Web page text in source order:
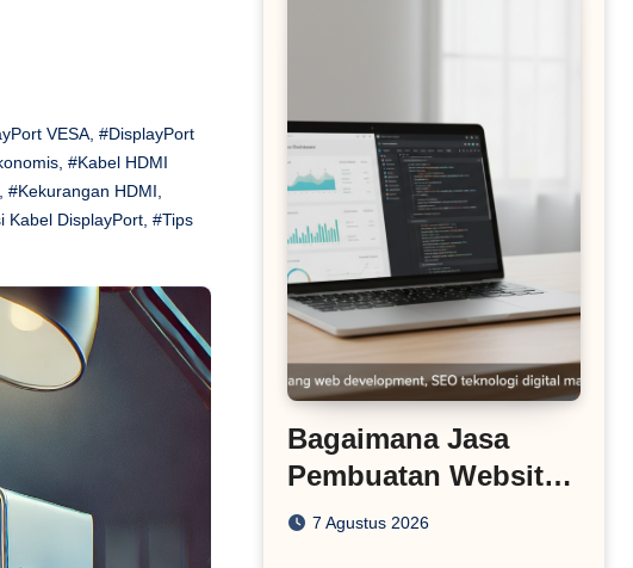
VESA, #DisplayPort
, #Kabel HDMI
, #Kekurangan HDMI,
Kabel DisplayPort, #Tips
Bagaimana Jasa
Pembuatan Website
Menyesuaikan Diri
7 Agustus 2026